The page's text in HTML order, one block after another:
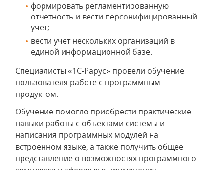
формировать регламентированную
отчетность и вести персонифицированный
учет;
вести учет нескольких организаций в
единой информационной базе.
Специалисты «1С-Рарус» провели обучение
пользователя работе с программным
продуктом.
Обучение помогло приобрести практические
навыки работы с объектами системы и
написания программных модулей на
встроенном языке, а также получить общее
представление о возможностях программного